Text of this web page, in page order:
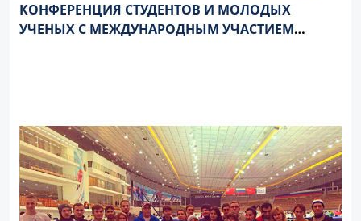
КОНФЕРЕНЦИЯ СТУДЕНТОВ И МОЛОДЫХ
УЧЕНЫХ С МЕЖДУНАРОДНЫМ УЧАСТИЕМ